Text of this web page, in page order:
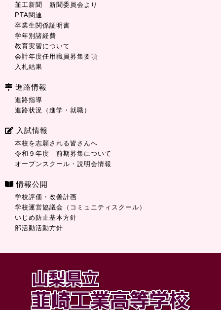
韮工新聞 新聞委員会より
PTA関連
卒業生関係証明書
学年別諸経費
教育実習について
会計年度任用職員募集要項
入札結果
進路情報
進路指導
進路状況（進学・就職）
入試情報
本校を志願される皆さんへ
令和９年度 前期募集について
オープンスクール・説明会情報
情報公開
学校評価・改善計画
学校運営協議会（コミュニティスクール）
いじめ防止基本方針
部活動活動方針